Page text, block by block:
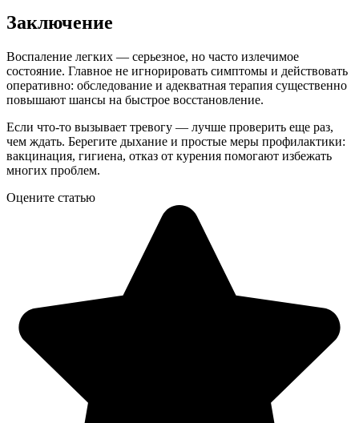
Заключение
Воспаление легких — серьезное, но часто излечимое
состояние. Главное не игнорировать симптомы и действовать
оперативно: обследование и адекватная терапия существенно
повышают шансы на быстрое восстановление.
Если что-то вызывает тревогу — лучше проверить еще раз,
чем ждать. Берегите дыхание и простые меры профилактики:
вакцинация, гигиена, отказ от курения помогают избежать
многих проблем.
Оцените статью